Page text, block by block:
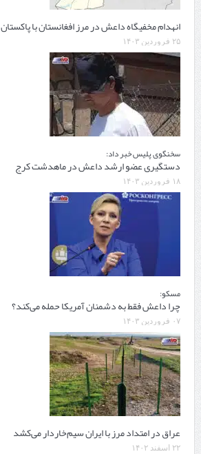
انهدام مخفیگاه داعش در مرز افغانستان با پاکستان
۲۵ فروردین ۱۴۰۳
سخنگوی پلیس خبر داد:
دستگیری عضو ارشد داعش در ماهدشت کرج
۱۸ فروردین ۱۴۰۳
مسکو:
چرا داعش فقط به دشمنان آمریکا حمله می‌کند؟
۰۷ فروردین ۱۴۰۳
عراق در امتداد مرز با ایران سیم‌خاردار می‌کشد
۲۲ اسفند ۱۴۰۲